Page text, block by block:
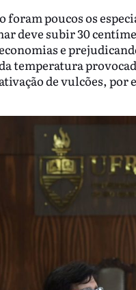
foram poucos os
deve subir 30
e
temperatura
de vulcões,